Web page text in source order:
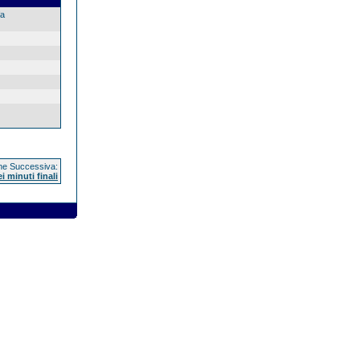
Successiva:
minuti finali